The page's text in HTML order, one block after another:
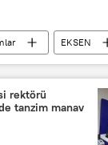
sanatsever
EKSEN
ABD
Venezüella
rektörü
tanzim manav